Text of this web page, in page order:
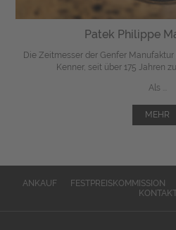
Patek Philippe
Die Zeitmesser der Genfer
Kenner, seit über 175 Jahren
Als ...
MEHR
ANKAUF FESTPREISKOMMISSION